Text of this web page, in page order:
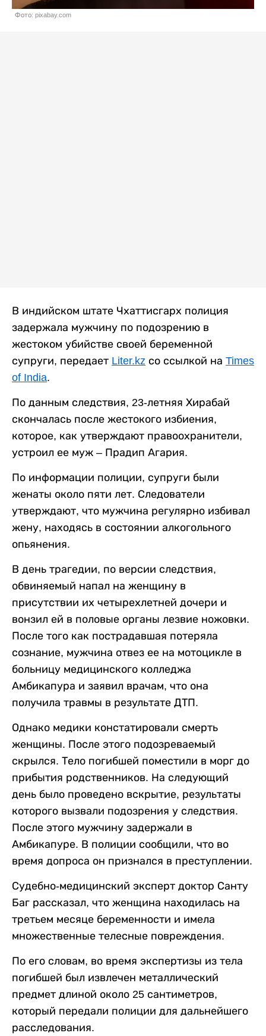
Фото: pixabay.com
В индийском штате Чхаттисгарх полиция
задержала мужчину по подозрению в
жестоком убийстве своей беременной
супруги, передает Liter.kz со ссылкой на Times
of India.
По данным следствия, 23-летняя Хирабай
скончалась после жестокого избиения,
которое, как утверждают правоохранители,
устроил ее муж – Прадип Агария.
По информации полиции, супруги были
женаты около пяти лет. Следователи
утверждают, что мужчина регулярно избивал
жену, находясь в состоянии алкогольного
опьянения.
В день трагедии, по версии следствия,
обвиняемый напал на женщину в
присутствии их четырехлетней дочери и
вонзил ей в половые органы лезвие ножовки.
После того как пострадавшая потеряла
сознание, мужчина отвез ее на мотоцикле в
больницу медицинского колледжа
Амбикапура и заявил врачам, что она
получила травмы в результате ДТП.
Однако медики констатировали смерть
женщины. После этого подозреваемый
скрылся. Тело погибшей поместили в морг до
прибытия родственников. На следующий
день было проведено вскрытие, результаты
которого вызвали подозрения у следствия.
После этого мужчину задержали в
Амбикапуре. В полиции сообщили, что во
время допроса он признался в преступлении.
Судебно-медицинский эксперт доктор Санту
Баг рассказал, что женщина находилась на
третьем месяце беременности и имела
множественные телесные повреждения.
По его словам, во время экспертизы из тела
погибшей был извлечен металлический
предмет длиной около 25 сантиметров,
который передали полиции для дальнейшего
расследования.